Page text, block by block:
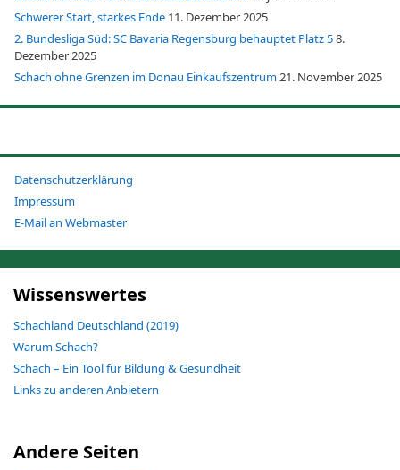
Schwerer Start, starkes Ende 11. Dezember 2025
2. Bundesliga Süd: SC Bavaria Regensburg behauptet Platz 58.
Dezember 2025
Schach ohne Grenzen im Donau Einkaufszentrum21. November 2025
Datenschutzerklärung
Impressum
E-Mail an Webmaster
Wissenswertes
Schachland Deutschland (2019)
Warum Schach?
Schach – Ein Tool für Bildung & Gesundheit
Links zu anderen Anbietern
Andere Seiten